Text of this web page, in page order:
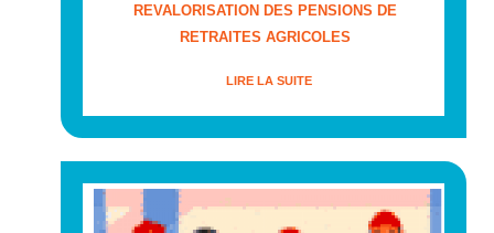
REVALORISATION DES PENSIONS DE
RETRAITES AGRICOLES
LIRE LA SUITE